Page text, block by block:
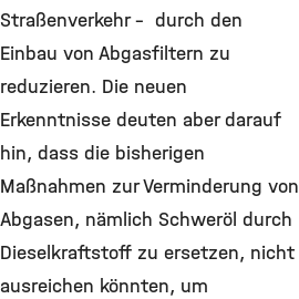
Straßenverkehr - durch den
Einbau von Abgasfiltern zu
reduzieren. Die neuen
Erkenntnisse deuten aber darauf
hin, dass die bisherigen
Maßnahmen zur Verminderung von
Abgasen, nämlich Schweröl durch
Dieselkraftstoff zu ersetzen, nicht
ausreichen könnten, um